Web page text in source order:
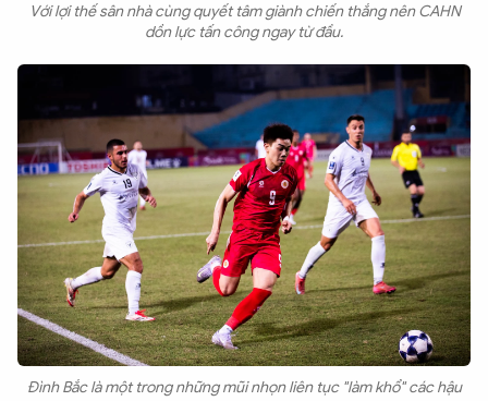
Với lợi thế sân nhà cùng quyết tâm giành chiến thắng nên CAHN
dồn lực tấn công ngay từ đầu.
Đình Bắc là một trong những mũi nhọn liên tục "làm khổ" các hậu